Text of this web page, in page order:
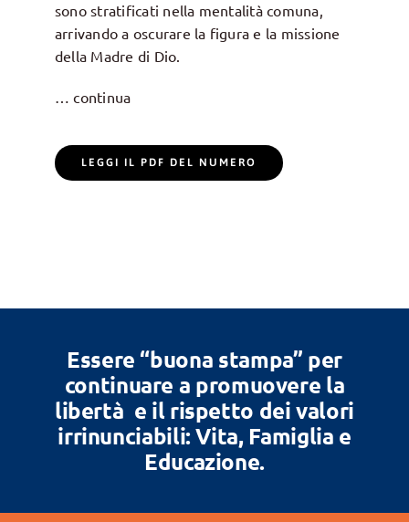
sono stratificati nella mentalità comuna,
arrivando a oscurare la figura e la missione
della Madre di Dio.
… continua
LEGGI IL PDF DEL NUMERO
Essere “buona stampa” per
continuare a promuovere la
libertà e il rispetto dei valori
irrinunciabili: Vita, Famiglia e
Educazione.